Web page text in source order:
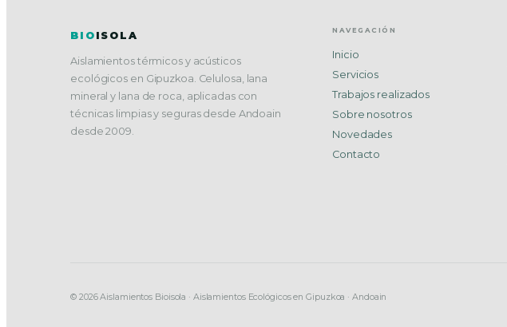
BIO ISOLA
Aislamientos térmicos y acústicos
ecológicos en Gipuzkoa. Celulosa, lana
mineral y lana de roca, aplicadas con
técnicas limpias y seguras desde Andoain
desde 2009.
NAVEGACIÓN
Inicio
Servicios
Trabajos realizados
Sobre nosotros
Novedades
Contacto
© 2026 Aislamientos Bioisola · Aislamientos Ecológicos en Gipuzkoa · Andoain